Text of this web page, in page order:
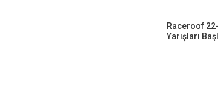
Raceroof
Yarışları